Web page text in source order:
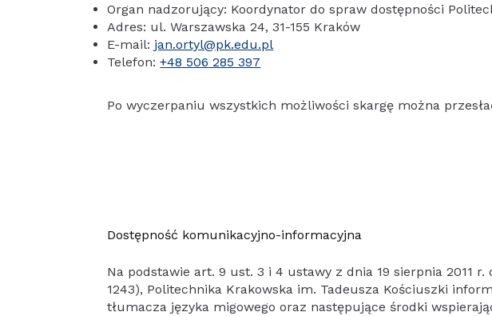
Organ nadzorujący: Koordynator do spraw dostępności
Adres: ul. Warszawska 24, 31-155 Kraków
E-mail: jan.ortyl@pk.edu.pl
Telefon:+48 506 285 397
Po wyczerpaniu wszystkich możliwości skargę można
Dostępność komunikacyjno-informacyjna
Na podstawie art. 9 ust. 3 i 4 ustawy z dnia 19 sierpnia 2011
1243), Politechnika Krakowska im. Tadeusza Kościuszki
tłumacza języka migowego oraz następujące środki